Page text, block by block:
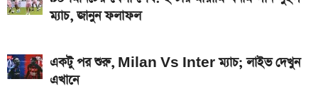
আসছে টানা ৫ দিনের বৃষ্টি!
ম্যাচ, জানুন ফলাফল
একটু পর শুরু, Milan Vs Inter ম্যাচ; লাইভ দেখুন
এখানে